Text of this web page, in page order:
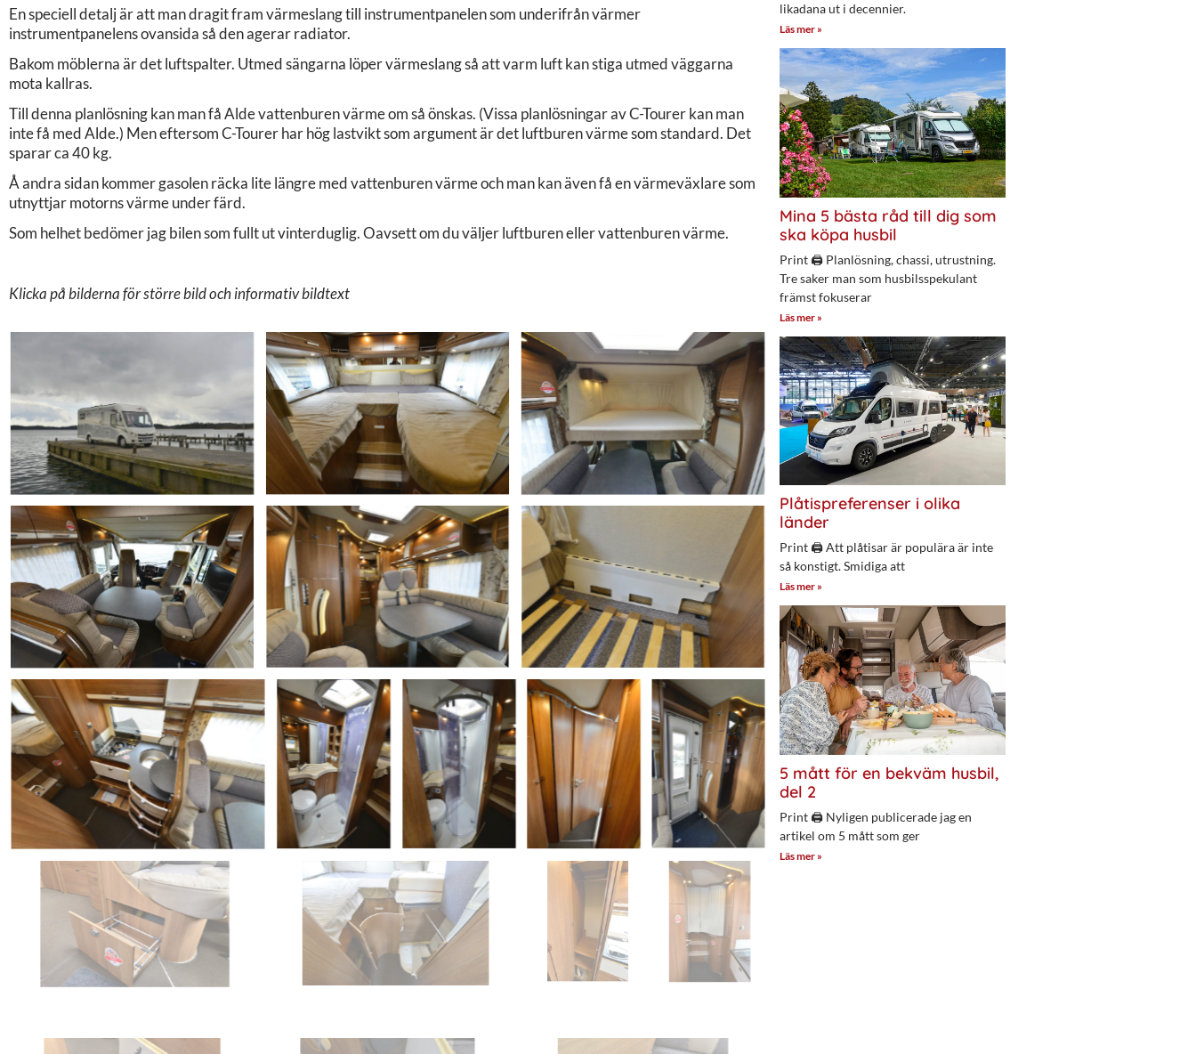
En speciell detalj är att man dragit fram värmeslang till instrumentpanelen som underifrån värmer
instrumentpanelens ovansida så den agerar radiator.
Bakom möblerna är det luftspalter. Utmed sängarna löper värmeslang så att varm luft kan stiga utmed väggarna
mota kallras.
Till denna planlösning kan man få Alde vattenburen värme om så önskas. (Vissa planlösningar av C-Tourer kan man
inte få med Alde.) Men eftersom C-Tourer har hög lastvikt som argument är det luftburen värme som standard. Det
sparar ca 40 kg.
Å andra sidan kommer gasolen räcka lite längre med vattenburen värme och man kan även få en värmeväxlare som
utnyttjar motorns värme under färd.
Som helhet bedömer jag bilen som fullt ut vinterduglig. Oavsett om du väljer luftburen eller vattenburen värme.
Klicka på bilderna för större bild och informativ bildtext
likadana ut i decennier.
Läs mer »
Mina 5 bästa råd till dig som
ska köpa husbil
Print 🖨 Planlösning, chassi, utrustning.
Tre saker man som husbilsspekulant
främst fokuserar
Läs mer »
Plåtispreferenser i olika
länder
Print 🖨 Att plåtisar är populära är inte
så konstigt. Smidiga att
Läs mer »
5 mått för en bekväm husbil,
del 2
Print 🖨 Nyligen publicerade jag en
artikel om 5 mått som ger
Läs mer »